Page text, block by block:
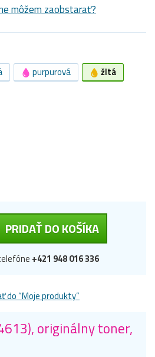
môžem zaobstarať?
purpurová žltá
PRIDAŤ DO KOŠÍKA
+421 948 016 336
do “Moje produkty”
originálny toner,